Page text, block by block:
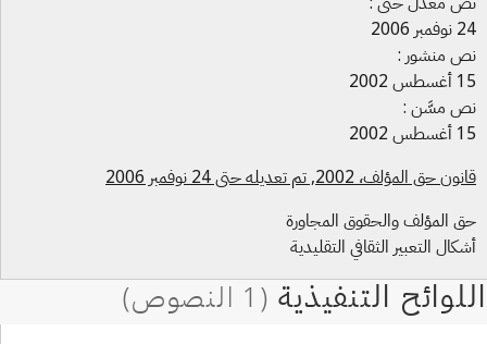
منشور :
مسَّن :
حق المؤلف، 2002, تم تعديله حتى 24 نوفمبر 2006
المؤلف والحقوق المجاورة
التعبير الثقافي التقليدية